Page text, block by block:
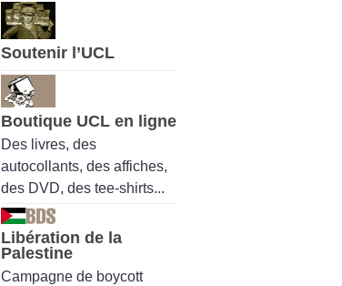
Soutenir l’UCL
Boutique UCL en ligne
Des livres, des
autocollants, des affiches,
des DVD, des tee-shirts...
Libération de la
Palestine
Campagne de boycott